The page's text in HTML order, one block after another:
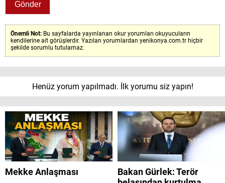
Önemli Not: Bu sayfalarda yayınlanan okur yorumları okuyucuların
kendilerine ait görüşlerdir. Yazılan yorumlardan yenikonya.com.tr hiçbir
şekilde sorumlu tutulamaz.
Henüz yorum yapılmadı. İlk yorumu siz yapın!
Mekke Anlaşması
Bakan Gürlek: Terör